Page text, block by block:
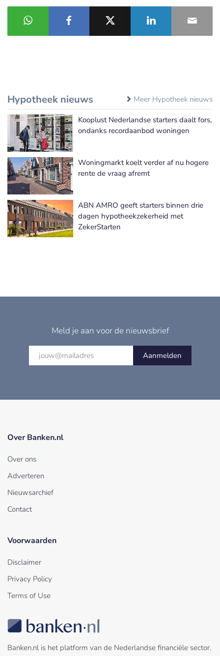
Hypotheek nieuws Meer Hypotheek nieuws
Kooplust Nederlandse starters daalt fors,
ondanks recordaanbod woningen
Woningmarkt koelt verder af nu hogere
rente de vraag afremt
ABN AMRO geeft starters binnen drie
dagen hypotheekzekerheid met
ZekerStarten
Meld je aan voor de nieuwsbrief
Aanmelden
Over Banken.nl
Over ons
Adverteren
Nieuwsarchief
Contact
Voorwaarden
Disclaimer
Privacy Policy
Terms of Use
Banken.nl is het platform van de Nederlandse financiële sector.